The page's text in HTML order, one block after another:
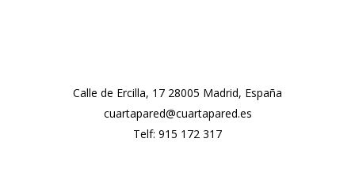
Calle de Ercilla, 17 28005 Madrid, España
cuartapared@cuartapared.es
Telf: 915 172 317